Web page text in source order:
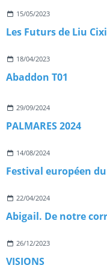
15/05/2023
Les Futurs de Liu
18/04/2023
Abaddon T01
29/09/2024
PALMARES 2024
14/08/2024
Festival européen
22/04/2024
26/12/2023
VISIONS